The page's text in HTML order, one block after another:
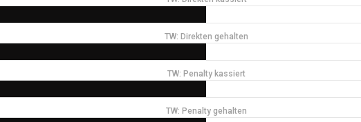
TW: Direkten gehalten
TW: Penalty kassiert
TW: Penalty gehalten